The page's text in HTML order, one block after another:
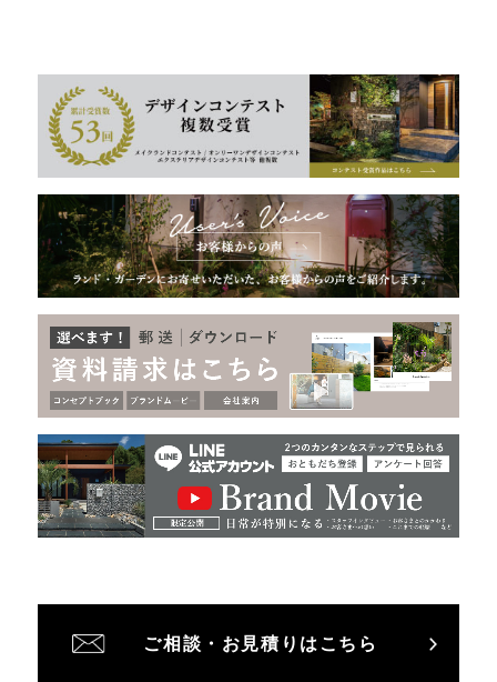
ご相談・お見積りはこちら